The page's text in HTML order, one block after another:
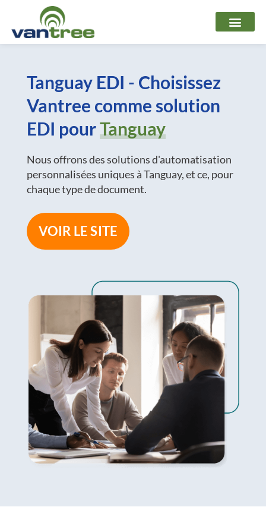
contenu
Tanguay EDI - Choisissez
Vantree comme solution
EDI pourTanguay
Nous offrons des solutions d'automatisation
personnalisées uniques à Tanguay, et ce, pour
chaque type de document.
VOIR LE SITE